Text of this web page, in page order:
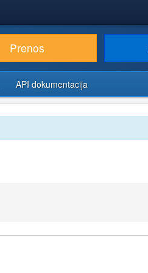
Prenos
API dokumentacija